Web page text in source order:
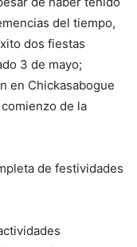
del tiempo,
dos fiestas
3 de mayo;
en Chickasabogue
de la
de festividades